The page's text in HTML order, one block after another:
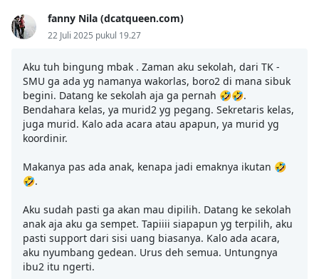
fanny Nila (dcatqueen.com)
22 Juli 2025 pukul 19.27
Aku tuh bingung mbak . Zaman aku sekolah, dari TK -
SMU ga ada yg namanya wakorlas, boro2 di mana sibuk
begini. Datang ke sekolah aja ga pernah 🤣🤣.
Bendahara kelas, ya murid2 yg pegang. Sekretaris kelas,
juga murid. Kalo ada acara atau apapun, ya murid yg
koordinir.
Makanya pas ada anak, kenapa jadi emaknya ikutan 🤣
🤣.
Aku sudah pasti ga akan mau dipilih. Datang ke sekolah
anak aja aku ga sempet. Tapiiii siapapun yg terpilih, aku
pasti support dari sisi uang biasanya. Kalo ada acara,
aku nyumbang gedean. Urus deh semua. Untungnya
ibu2 itu ngerti.